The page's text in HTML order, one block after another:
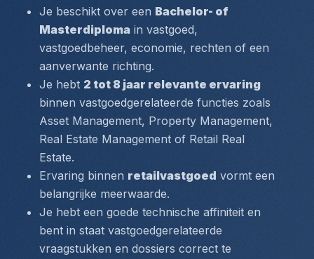
Je beschikt over een Bachelor- of
Masterdiploma in vastgoed,
vastgoedbeheer, economie, rechten of een
aanverwante richting.
Je hebt 2 tot 8 jaar relevante ervaring
binnen vastgoedgerelateerde functies zoals
Asset Management, Property Management,
Real Estate Management of Retail Real
Estate.
Ervaring binnen retailvastgoed vormt een
belangrijke meerwaarde.
Je hebt een goede technische affiniteit en
bent in staat vastgoedgerelateerde
vraagstukken en dossiers correct te